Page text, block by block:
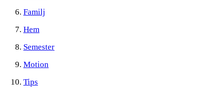
Familj
Hem
Semester
Motion
Tips